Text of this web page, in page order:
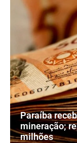
Paraíba
mineração;
milhões